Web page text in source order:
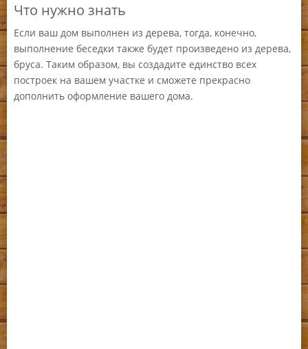
Что нужно знать
Если ваш дом выполнен из дерева, тогда, конечно,
выполнение беседки также будет произведено из дерева,
бруса. Таким образом, вы создадите единство всех
построек на вашем участке и сможете прекрасно
дополнить оформление вашего дома.